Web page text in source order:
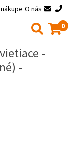
O nás
0
-
-